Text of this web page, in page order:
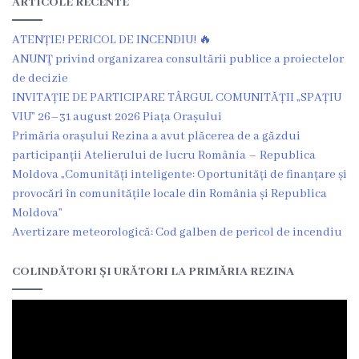
nr.2
,,Andrieș”
Grădinița
nr.5
,,Bucuria”
Grădinița
,,Cocoșelul
ATENȚIE! PERICOL DE INCENDIU! 🔥
ANUNŢ privind organizarea consultării publice a proiectelor
de decizie
INVITAȚIE DE PARTICIPARE TÂRGUL COMUNITĂȚII „SPAȚIU
VIU” 26–31 august 2026 Piața Orașului
Primăria orașului Rezina a avut plăcerea de a găzdui
participanții Atelierului de lucru România – Republica
Moldova „Comunități inteligente: Oportunități de finanțare și
provocări în comunitățile locale din România și Republica
Moldova”
Avertizare meteorologică: Cod galben de pericol de incendiu
COLINDĂTORI ȘI URĂTORI LA PRIMĂRIA REZINA